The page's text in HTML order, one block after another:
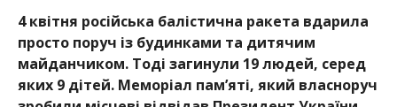
4 квітня російська балістична ракета вдарила
просто поруч із будинками та дитячим
майданчиком. Тоді загинули 19 людей, серед
яких 9 дітей. Меморіал памʼяті, який власноруч